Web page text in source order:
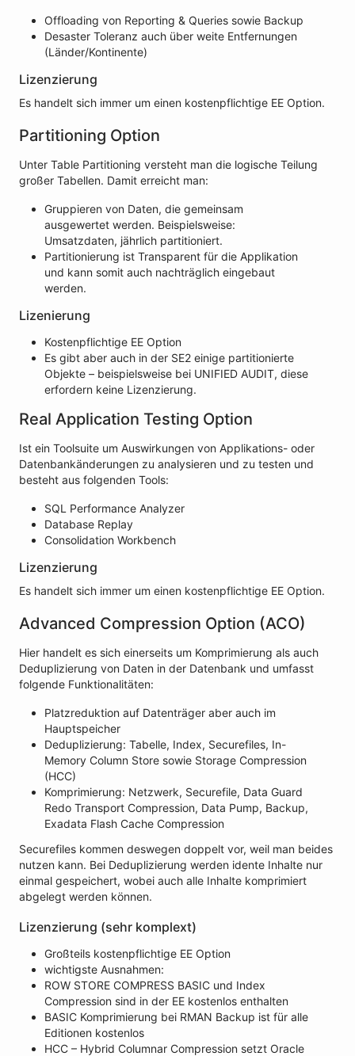
Offloading von Reporting & Queries sowie Backup
Desaster Toleranz auch über weite Entfernungen
(Länder/Kontinente)
Lizenzierung
Es handelt sich immer um einen kostenpflichtige EE Option.
Partitioning Option
Unter Table Partitioning versteht man die logische Teilung
großer Tabellen. Damit erreicht man:
Gruppieren von Daten, die gemeinsam
ausgewertet werden. Beispielsweise:
Umsatzdaten, jährlich partitioniert.
Partitionierung ist Transparent für die Applikation
und kann somit auch nachträglich eingebaut
werden.
Lizenierung
Kostenpflichtige EE Option
Es gibt aber auch in der SE2 einige partitionierte
Objekte – beispielsweise bei UNIFIED AUDIT, diese
erfordern keine Lizenzierung.
Real Application Testing Option
Ist ein Toolsuite um Auswirkungen von Applikations- oder
Datenbankänderungen zu analysieren und zu testen und
besteht aus folgenden Tools:
SQL Performance Analyzer
Database Replay
Consolidation Workbench
Lizenzierung
Es handelt sich immer um einen kostenpflichtige EE Option.
Advanced Compression Option (ACO)
Hier handelt es sich einerseits um Komprimierung als auch
Deduplizierung von Daten in der Datenbank und umfasst
folgende Funktionalitäten:
Platzreduktion auf Datenträger aber auch im
Hauptspeicher
Deduplizierung: Tabelle, Index, Securefiles, In-
Memory Column Store sowie Storage Compression
(HCC)
Komprimierung: Netzwerk, Securefile, Data Guard
Redo Transport Compression, Data Pump, Backup,
Exadata Flash Cache Compression
Securefiles kommen deswegen doppelt vor, weil man beides
nutzen kann. Bei Deduplizierung werden idente Inhalte nur
einmal gespeichert, wobei auch alle Inhalte komprimiert
abgelegt werden können.
Lizenzierung (sehr komplext)
Großteils kostenpflichtige EE Option
wichtigste Ausnahmen:
ROW STORE COMPRESS BASIC und Index
Compression sind in der EE kostenlos enthalten
BASIC Komprimierung bei RMAN Backup ist für alle
Editionen kostenlos
HCC – Hybrid Columnar Compression setzt Oracle